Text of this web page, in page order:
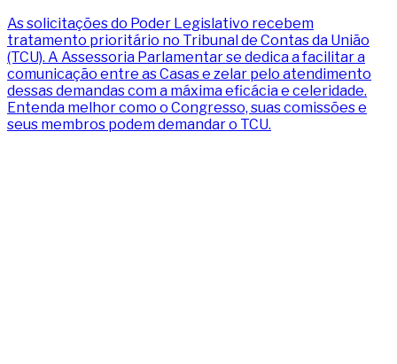
As solicitações do Poder Legislativo recebem
tratamento prioritário no Tribunal de Contas da União
(TCU). A Assessoria Parlamentar se dedica a facilitar a
comunicação entre as Casas e zelar pelo atendimento
dessas demandas com a máxima eficácia e celeridade.
Entenda melhor como o Congresso, suas comissões e
seus membros podem demandar o TCU.